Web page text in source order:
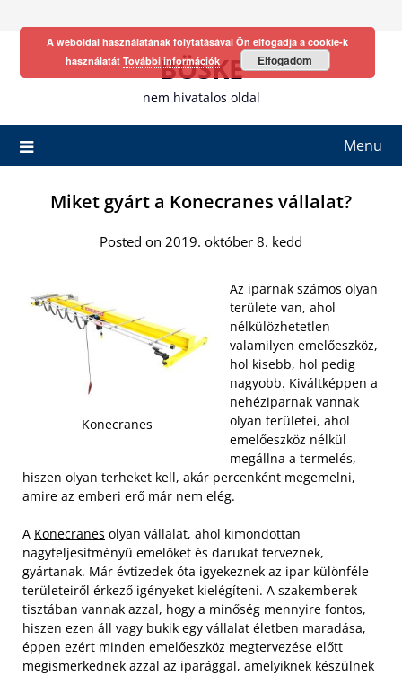
BÖSKE
nem hivatalos oldal
Menu
Miket gyárt a Konecranes vállalat?
Posted on 2019. október 8. kedd
Konecranes
Az iparnak számos olyan
területe van, ahol
nélkülözhetetlen
valamilyen emelőeszköz,
hol kisebb, hol pedig
nagyobb. Kiváltképpen a
nehéziparnak vannak
olyan területei, ahol
emelőeszköz nélkül
megállna a termelés,
hiszen olyan terheket kell, akár percenként megemelni,
amire az emberi erő már nem elég.
A Konecranes olyan vállalat, ahol kimondottan
nagyteljesítményű emelőket és darukat terveznek,
gyártanak. Már évtizedek óta igyekeznek az ipar különféle
területeiről érkező igényeket kielégíteni. A szakemberek
tisztában vannak azzal, hogy a minőség mennyire fontos,
hiszen ezen áll vagy bukik egy vállalat életben maradása,
éppen ezért minden emelőeszköz megtervezése előtt
megismerkednek azzal az iparággal, amelyiknek készülnek
A weboldal használatának folytatásával Ön elfogadja a cookie-k
használatát További információk Elfogadom